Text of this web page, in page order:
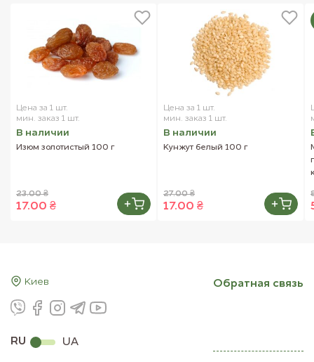
Цена за 1 шт.
мин. заказ 1 шт.
В наличии
Изюм золотистый 100 г
23.00 ₴
17.00 ₴
Цена за 1 шт.
мин. заказ 1 шт.
В наличии
Кунжут белый 100 г
27.00 ₴
17.00 ₴
Киев
RU UA
Обратная связь